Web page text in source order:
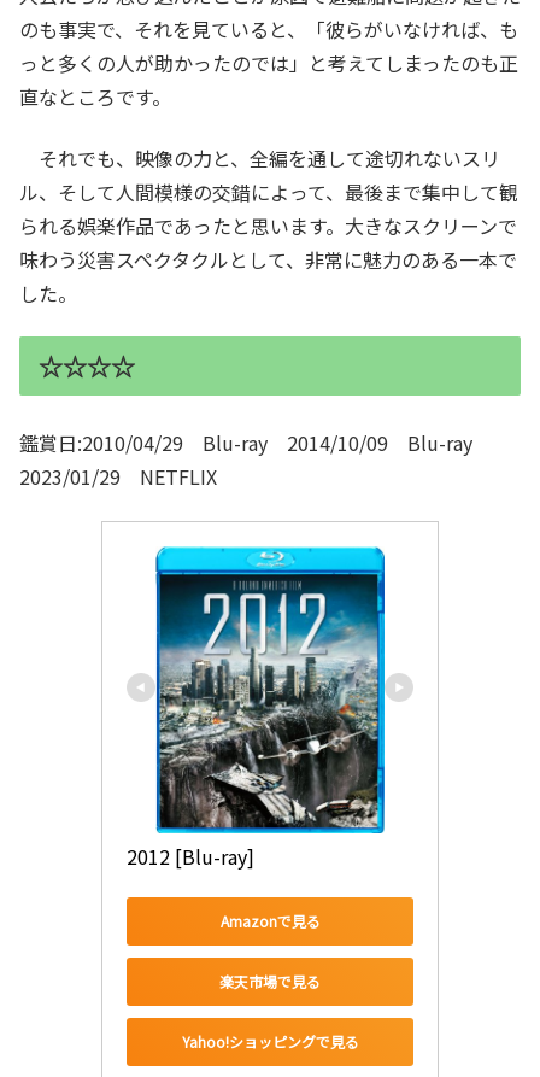
のも事実で、それを見ていると、「彼らがいなければ、も
っと多くの人が助かったのでは」と考えてしまったのも正
直なところです。
それでも、映像の力と、全編を通して途切れないスリ
ル、そして人間模様の交錯によって、最後まで集中して観
られる娯楽作品であったと思います。大きなスクリーンで
味わう災害スペクタクルとして、非常に魅力のある一本で
した。
☆☆☆☆
鑑賞日:2010/04/29 Blu-ray 2014/10/09 Blu-ray
2023/01/29 NETFLIX
2012 [Blu-ray]
Amazonで見る
楽天市場で見る
Yahoo!ショッピングで見る